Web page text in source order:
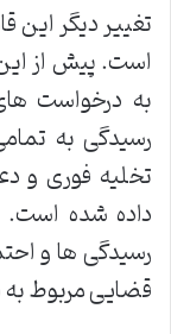
تغییر دیگر
است. پیش از
به درخواست
رسیدگی به
تخلیه فوری و
داده شده
رسیدگی ها و
قضایی مربوط